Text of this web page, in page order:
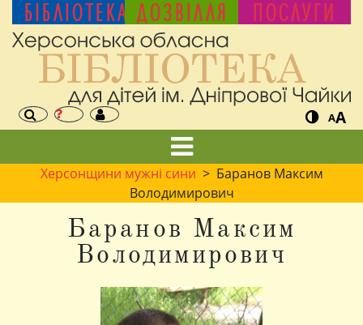
БІБЛІОТЕКА ДОЗВІЛЛЯ ПОСЛУГИ
AA
Херсонщини мужні сини > Баранов Максим
Володимирович
Баранов Максим
Володимирович